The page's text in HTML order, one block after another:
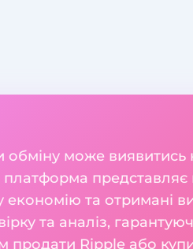
обміну може
та отримані
та аналіз,
продати Ripple або